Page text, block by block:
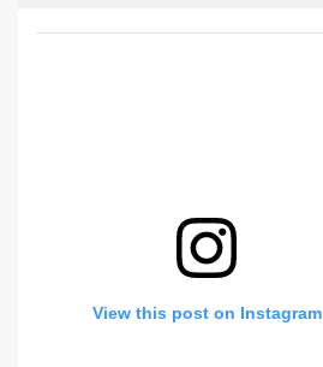
View this post on Instagram